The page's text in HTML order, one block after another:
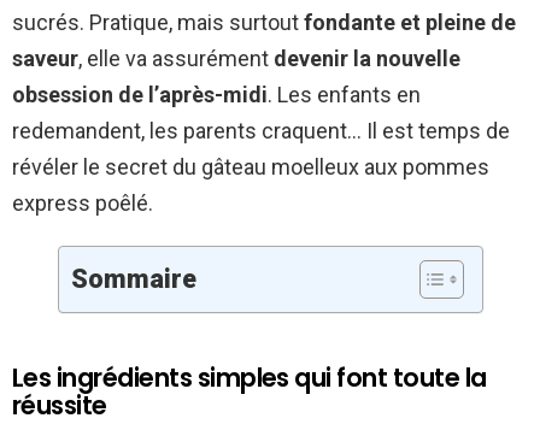
sucrés. Pratique, mais surtoutfondante et pleine de
saveur, elle va assurément devenir la nouvelle
obsession de l’après-midi. Les enfants en
redemandent, les parents craquent… Il est temps de
révéler le secret du gâteau moelleux aux pommes
express poêlé.
Sommaire
Les ingrédients simples qui font toute la
réussite